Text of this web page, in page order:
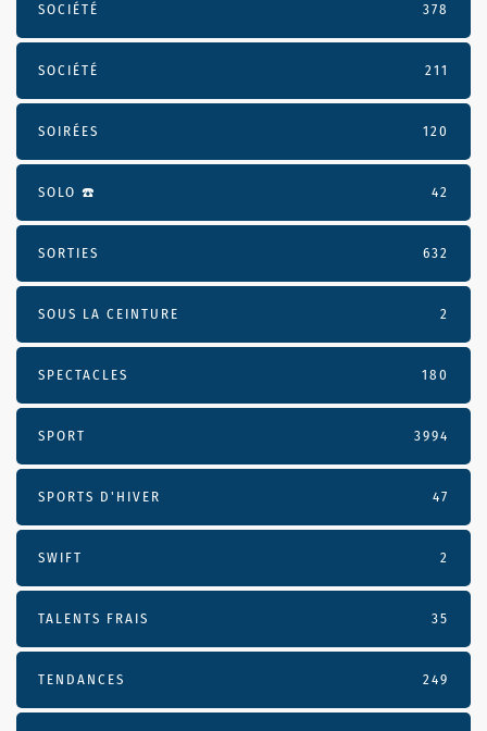
SOCIÉTÉ 378
SOCIÉTÉ 211
SOIRÉES 120
SOLO ☎️ 42
SORTIES 632
SOUS LA CEINTURE 2
SPECTACLES 180
SPORT 3994
SPORTS D'HIVER 47
SWIFT 2
TALENTS FRAIS 35
TENDANCES 249